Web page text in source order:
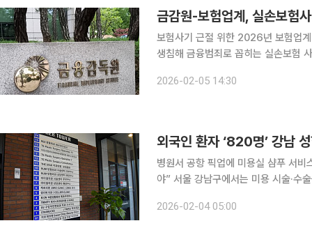
금감원-보험업계, 실손보험
보험사기 근절 위한 2026년 보험업계 임원 간담회 개최 금융감
생침해 금융범죄로 꼽히는 실손보험
보험사기 주요 업무 추진 계획과 소비
2026-02-05 14:30
외국인 환자 ‘820명’ 강남
병원서 공항 픽업에 미용실 샴푸 서비
야” 서울 강남구에서는 미용 시술·수술을 받은 외국인 관광객을 쉽게 마주칠 수 있다. 크고 작은 의
와 성형외과에 내원한 외국인 관광객
2026-02-04 05:00